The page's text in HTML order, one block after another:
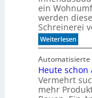
-
T
e
c
h
n
k
?
t
i
g
u
g
u
f
S
c
h
ein
werden
Schreinerei
Weiterlesen:
F
i
n
s
c
Automatisierte
Heute
Vermehrt
mehr